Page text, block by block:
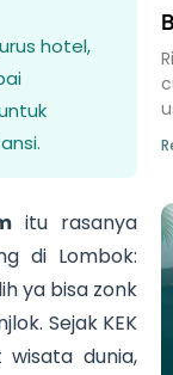
hotel,
itu rasanya
di Lombok:
ya bisa zonk
Sejak KEK
dunia,